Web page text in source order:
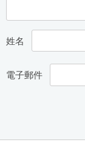
姓名
電子郵件